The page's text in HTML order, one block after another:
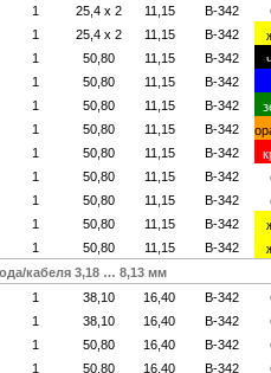
1 25,4 х 2 11,15 B-342
1 25,4 х 2 11,15 B-342
1 50,80 11,15 B-342
1 50,80 11,15 B-342
1 50,80 11,15 B-342
1 50,80 11,15 B-342
1 50,80 11,15 B-342
1 50,80 11,15 B-342
1 50,80 11,15 B-342
1 50,80 11,15 B-342
1 50,80 11,15 B-342
кабеля 3,18 … 8,13 мм
1 38,10 16,40 B-342
1 38,10 16,40 B-342
1 50,80 16,40 B-342
1 50,80 16,40 B-342